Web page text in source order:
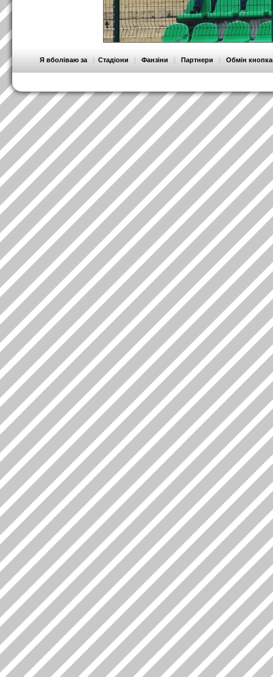
Я вболіваю за | Стадіони | Фанзіни | Партнери | Обмін